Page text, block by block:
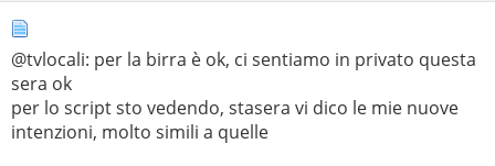
@tvlocali: per la birra è ok, ci sentiamo in privato questa
sera ok
per lo script sto vedendo, stasera vi dico le mie nuove
intenzioni, molto simili a quelle